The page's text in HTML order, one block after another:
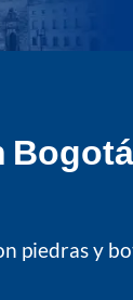
piedras y